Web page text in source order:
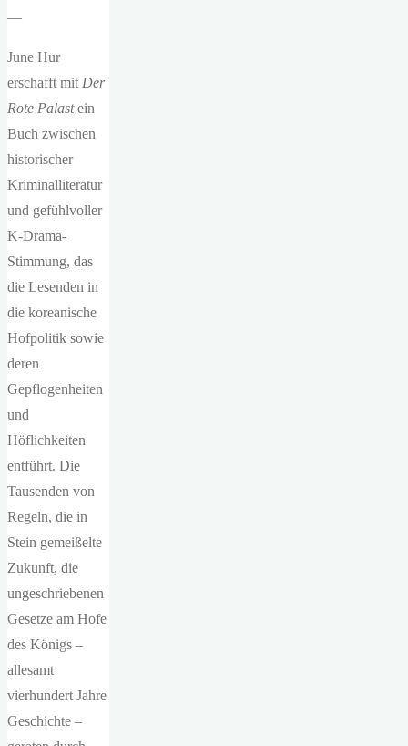
—
June Hur
erschafft mit Der
Rote Palastein
Buch zwischen
historischer
Kriminalliteratur
und gefühlvoller
K-Drama-
Stimmung, das
die Lesenden in
die koreanische
Hofpolitik sowie
deren
Gepflogenheiten
und
Höflichkeiten
entführt. Die
Tausenden von
Regeln, die in
Stein gemeißelte
Zukunft, die
ungeschriebenen
Gesetze am Hofe
des Königs –
allesamt
vierhundert Jahre
Geschichte –